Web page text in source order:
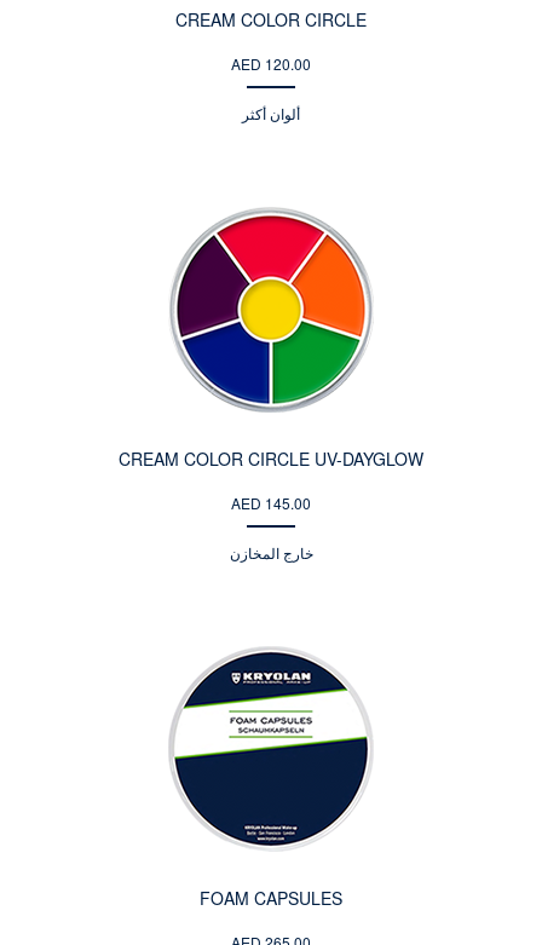
CREAM COLOR CIRCLE
AED 120.00
ألوان أكثر
CREAM COLOR CIRCLE UV-DAYGLOW
AED 145.00
خارج المخازن
FOAM CAPSULES